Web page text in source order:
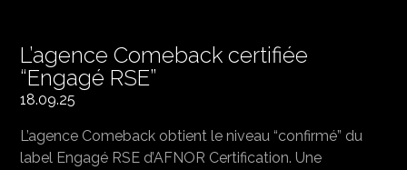
L’agence Comeback certifiée
“Engagé RSE”
18.09.25
L’agence Comeback obtient le niveau “confirmé” du
label Engagé RSE d’AFNOR Certification. Une